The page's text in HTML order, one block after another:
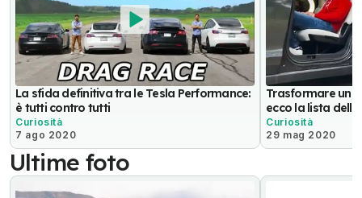
La sfida definitiva tra le Tesla Performance:
è tutti contro tutti
Curiosità
7 ago 2020
Trasformare una
ecco la lista
Curiosità
29 mag 2020
Ultime foto